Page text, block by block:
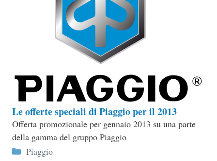
Le offerte speciali di Piaggio per il 2013
Offerta promozionale per gennaio 2013 su una parte
della gamma del gruppo Piaggio
Categorie
Piaggio